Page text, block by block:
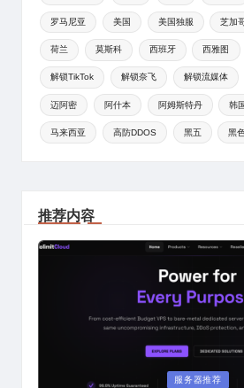
罗马尼亚 美国 美国独服 芝加
荷兰 莫斯科 西班牙 西雅图
解锁TikTok 解锁奈飞 解锁流媒体
迈阿密 阿什本 阿姆斯特丹 韩国
马来西亚 高防DDOS 黑五 黑
推荐内容
Posted
服务器推荐